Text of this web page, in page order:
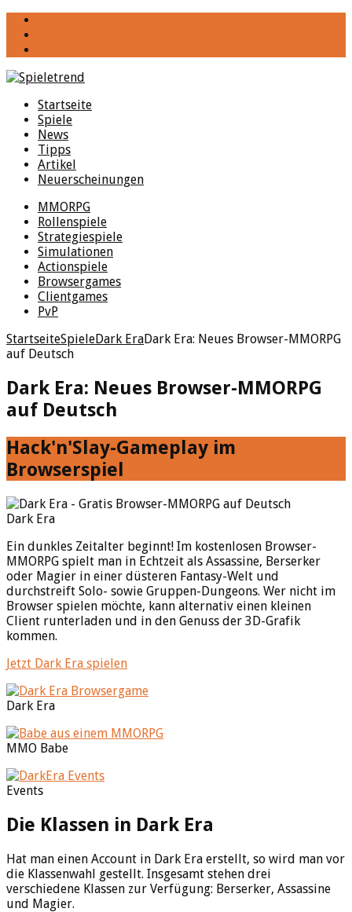
Startseite
Spiele
News
Tipps
Artikel
Neuerscheinungen
MMORPG
Rollenspiele
Strategiespiele
Simulationen
Actionspiele
Browsergames
Clientgames
PvP
StartseiteSpieleDark EraDark Era: Neues Browser-MMORPG
auf Deutsch
Dark Era: Neues Browser-MMORPG
auf Deutsch
Hack'n'Slay-Gameplay im
Browserspiel
Dark Era
Ein dunkles Zeitalter beginnt! Im kostenlosen Browser-
MMORPG spielt man in Echtzeit als Assassine, Berserker
oder Magier in einer düsteren Fantasy-Welt und
durchstreift Solo- sowie Gruppen-Dungeons. Wer nicht im
Browser spielen möchte, kann alternativ einen kleinen
Client runterladen und in den Genuss der 3D-Grafik
kommen.
Jetzt Dark Era spielen
Dark Era
MMO Babe
Events
Die Klassen in Dark Era
Hat man einen Account in Dark Era erstellt, so wird man vor
die Klassenwahl gestellt. Insgesamt stehen drei
verschiedene Klassen zur Verfügung: Berserker, Assassine
und Magier.